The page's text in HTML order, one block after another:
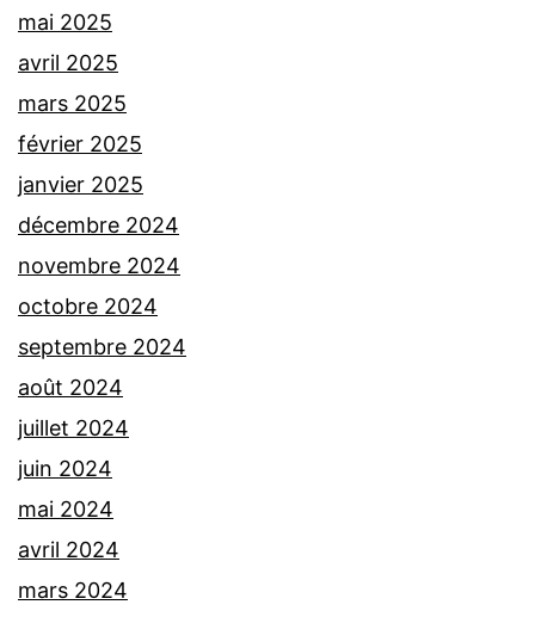
mai 2025
avril 2025
mars 2025
février 2025
janvier 2025
décembre 2024
novembre 2024
octobre 2024
septembre 2024
août 2024
juillet 2024
juin 2024
mai 2024
avril 2024
mars 2024